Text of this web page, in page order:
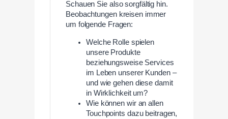
Schauen Sie also sorgfältig hin.
Beobachtungen kreisen immer
um folgende Fragen:
Welche Rolle spielen
unsere Produkte
beziehungsweise Services
im Leben unserer Kunden –
und wie gehen diese damit
in Wirklichkeit um?
Wie können wir an allen
Touchpoints dazu beitragen,